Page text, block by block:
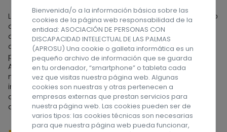
La Asociación APROSU se constituyó en 1962 por un grupo
de familias que tenían en su seno a una persona con
discapacidad intelectual. Fue la primera Asociación
constituida en el Archipiélago Canario y una de las
pioneras de España. A lo largo de estos años la
Asociación ha tenido que ir adaptándose a las
necesidades de las personas con discapacidad
intelectual y a sus familias, dedicándose en sus
comienzos a la etapa escolar, y actualmente a la edad
adulta. ¡Síguenos en las redes sociales!
Bienvenida/o a la información básica sobre las
cookies de la página web responsabilidad de la
entidad: ASOCIACIÓN DE PERSONAS CON
DISCAPACIDAD INTELECTUAL DE LAS PALMAS
(APROSU) Una cookie o galleta informática es un
pequeño archivo de información que se guarda
en tu ordenador, “smartphone” o tableta cada
vez que visitas nuestra página web. Algunas
cookies son nuestras y otras pertenecen a
empresas externas que prestan servicios para
nuestra página web. Las cookies pueden ser de
varios tipos: las cookies técnicas son necesarias
para que nuestra página web pueda funcionar,